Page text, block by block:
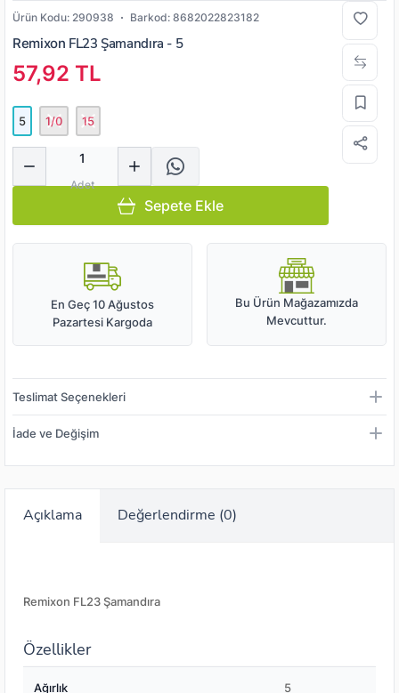
Ürün Kodu: 290938 Barkod: 8682022823182
Remixon FL23 Şamandıra - 5
57,92 TL
5 1/0 15
Adet
Sepete Ekle
En Geç 10 Ağustos
Pazartesi Kargoda
Bu Ürün Mağazamızda
Mevcuttur.
Teslimat Seçenekleri
İade ve Değişim
Açıklama Değerlendirme (0)
Remixon FL23 Şamandıra
Özellikler
Ağırlık 5